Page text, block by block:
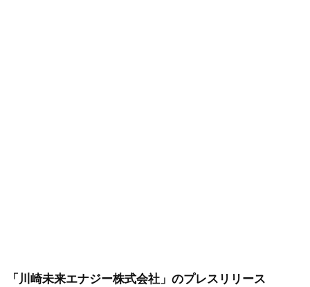
「川崎未来エナジー株式会社」 のプレスリリース